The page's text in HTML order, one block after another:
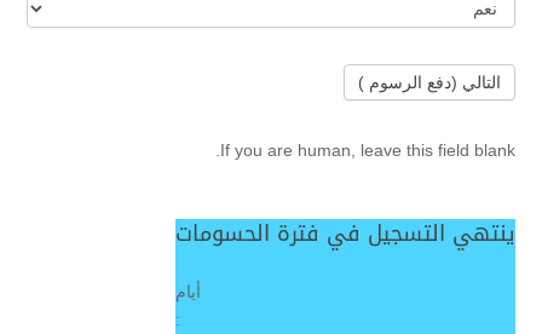
التالي (دفع الرسوم )
If you are human, leave this field blank.
ينتهي التسجيل في فترة الحسومات
أيام
: